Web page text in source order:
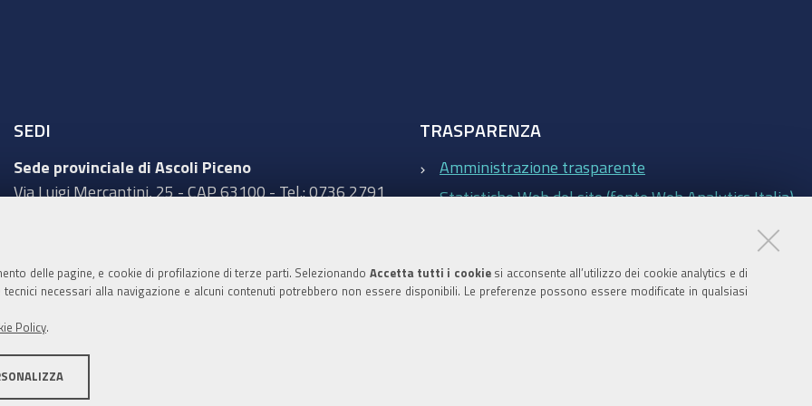
delle pagine, e cookie di profilazione di terze parti. Selezionando Accetta tutti i cookiesi acconsente all’utilizzo dei cookie analytics e di
necessari alla navigazione e alcuni contenuti potrebbero non essere disponibili. Le preferenze possono essere modificate in qualsiasi
Policy
SEDI
Sede provinciale di Ascoli Piceno
Via Luigi Mercantini, 25 - CAP 63100 - Tel.: 0736 2791
Sede provinciale di Macerata
Corso XI Settembre, 116 - CAP 61121 - Tel.: 0721
3571
TRASPARENZA
Amministrazione trasparente
Statistiche Web del sito (fonte Web Analytics Italia)